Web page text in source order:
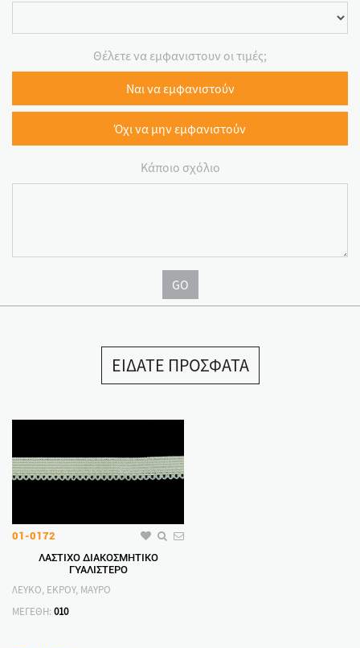
Θέλετε να εμφανιστουν οι τιμές;
Ναι να εμφανιστούν
Όχι να μην εμφανιστούν
Κάποιο σχόλιο
GO
ΕΙΔΑΤΕ ΠΡΟΣΦΑΤΑ
01-0172
ΛΑΣΤΙΧΟ ΔΙΑΚΟΣΜΗΤΙΚΟ
ΓΥΑΛΙΣΤΕΡΟ
ΛΕΥΚΟ, ΕΚΡΟΥ, ΜΑΥΡΟ
ΜΕΓΕΘΗ: 010